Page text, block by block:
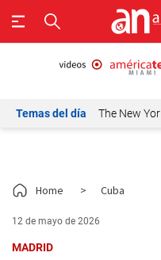
Temas del día The New
Home > Cuba
12 de mayo de 2026
MADRID